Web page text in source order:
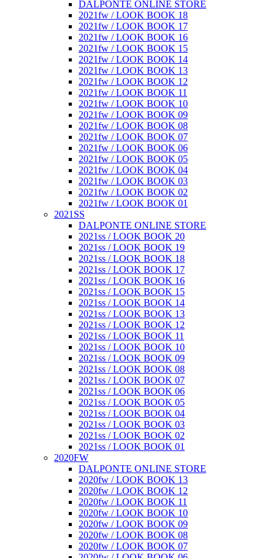
DALPONTE ONLINE STORE
2021fw / LOOK BOOK 18
2021fw / LOOK BOOK 17
2021fw / LOOK BOOK 16
2021fw / LOOK BOOK 15
2021fw / LOOK BOOK 14
2021fw / LOOK BOOK 13
2021fw / LOOK BOOK 12
2021fw / LOOK BOOK 11
2021fw / LOOK BOOK 10
2021fw / LOOK BOOK 09
2021fw / LOOK BOOK 08
2021fw / LOOK BOOK 07
2021fw / LOOK BOOK 06
2021fw / LOOK BOOK 05
2021fw / LOOK BOOK 04
2021fw / LOOK BOOK 03
2021fw / LOOK BOOK 02
2021fw / LOOK BOOK 01
2021SS
DALPONTE ONLINE STORE
2021ss / LOOK BOOK 20
2021ss / LOOK BOOK 19
2021ss / LOOK BOOK 18
2021ss / LOOK BOOK 17
2021ss / LOOK BOOK 16
2021ss / LOOK BOOK 15
2021ss / LOOK BOOK 14
2021ss / LOOK BOOK 13
2021ss / LOOK BOOK 12
2021ss / LOOK BOOK 11
2021ss / LOOK BOOK 10
2021ss / LOOK BOOK 09
2021ss / LOOK BOOK 08
2021ss / LOOK BOOK 07
2021ss / LOOK BOOK 06
2021ss / LOOK BOOK 05
2021ss / LOOK BOOK 04
2021ss / LOOK BOOK 03
2021ss / LOOK BOOK 02
2021ss / LOOK BOOK 01
2020FW
DALPONTE ONLINE STORE
2020fw / LOOK BOOK 13
2020fw / LOOK BOOK 12
2020fw / LOOK BOOK 11
2020fw / LOOK BOOK 10
2020fw / LOOK BOOK 09
2020fw / LOOK BOOK 08
2020fw / LOOK BOOK 07